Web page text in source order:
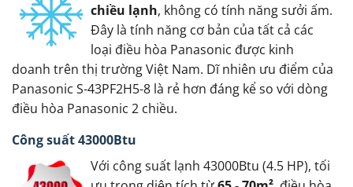
chiều lạnh, không có tính năng sưởi ấm.
Đây là tính năng cơ bản của tất cả các
loại điều hòa Panasonic được kinh
doanh trên thị trường Việt Nam. Dĩ nhiên ưu điểm của
Panasonic S-43PF2H5-8 là rẻ hơn đáng kể so với dòng
điều hòa Panasonic 2 chiều.
Công suất 43000Btu
Với công suất lạnh 43000Btu (4.5 HP), tối